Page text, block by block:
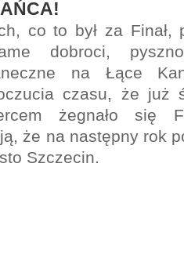
co to był za Finał,
dobroci,
na Łące
czasu, że już
żegnało się
że na następny rok
Szczecin.